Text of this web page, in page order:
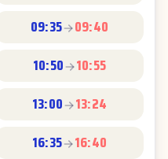
09:35
09:40
10:50
10:55
13:00
13:24
16:35
16:40